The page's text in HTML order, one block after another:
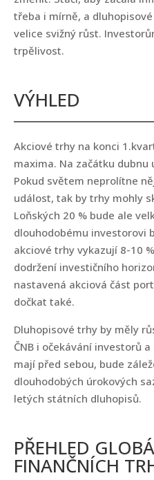
třeba i mírně, a
velice svižný růst.
trpělivost.
VÝHLED
Akciové trhy na konci
maxima. Na začátku dubnu
Pokud světem neprolítne
událost, tak by trhy mohly
Loňských 20 % bude ale
dlouhodobému investorovi
akciové trhy vykazují 8-10
dodržení investičního
nastavená akciová část
dočkat také.
Dluhopisové trhy by měly
ČNB i očekávání investorů
mají před sebou, bude
dlouhodobých úrokových
letých státních dluhopisů.
PŘEHLED
FINANČNÍCH